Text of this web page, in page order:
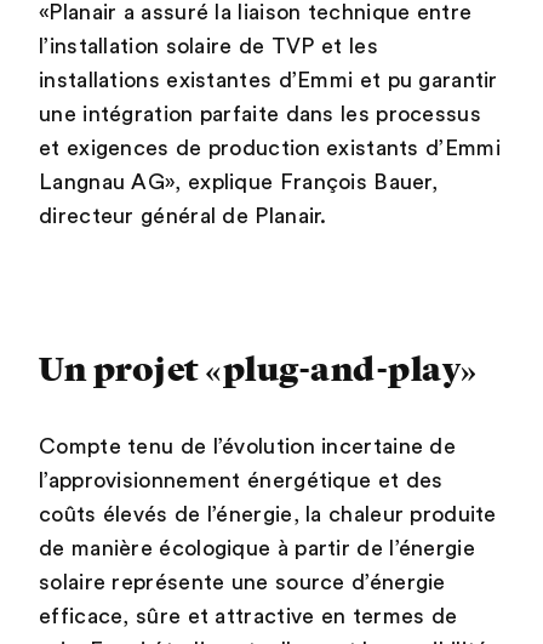
«Planair a assuré la liaison technique entre
l’installation solaire de TVP et les
installations existantes d’Emmi et pu garantir
une intégration parfaite dans les processus
et exigences de production existants d’Emmi
Langnau AG», explique François Bauer,
directeur général de Planair.
Un projet «plug-and-play»
Compte tenu de l’évolution incertaine de
l’approvisionnement énergétique et des
coûts élevés de l’énergie, la chaleur produite
de manière écologique à partir de l’énergie
solaire représente une source d’énergie
efficace, sûre et attractive en termes de